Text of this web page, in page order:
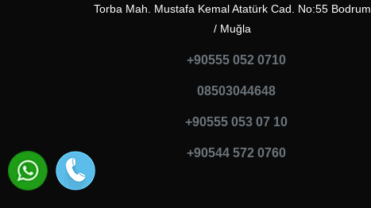
Torba Mah. Mustafa Kemal Atatürk Cad. No:55 Bodrum
/ Muğla
+90555 052 0710
08503044648
+90555 053 07 10
+90544 572 0760